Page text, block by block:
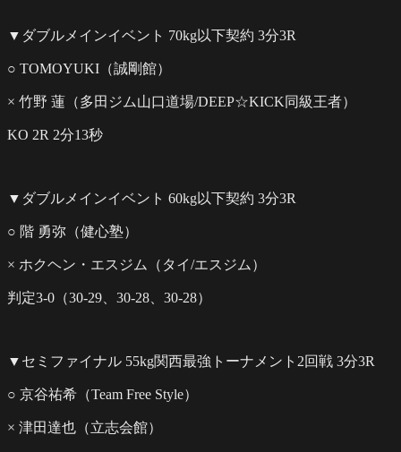
▼ダブルメインイベント 70kg以下契約 3分3R
○ TOMOYUKI（誠剛館）
× 竹野 蓮（多田ジム山口道場/DEEP☆KICK同級王者）
KO 2R 2分13秒
▼ダブルメインイベント 60kg以下契約 3分3R
○ 階 勇弥（健心塾）
× ホクヘン・エスジム（タイ/エスジム）
判定3-0（30-29、30-28、30-28）
▼セミファイナル 55kg関西最強トーナメント2回戦 3分3R
○ 京谷祐希（Team Free Style）
× 津田達也（立志会館）